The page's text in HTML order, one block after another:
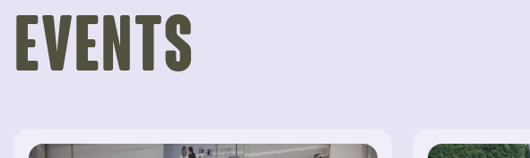
Events